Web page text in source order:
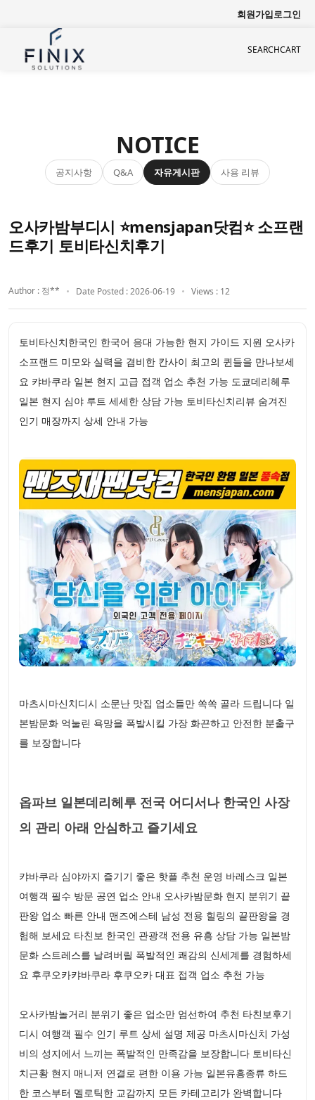
회원가입로그인
SEARCHCART
NOTICE
공지사항 Q&A 자유게시판 사용 리뷰
오사카밤부디시 ⭐mensjapan닷컴⭐ 소프랜
드후기 토비타신치후기
Author : 정** Date Posted : 2026-06-19 Views : 12
토비타신치한국인 한국어 응대 가능한 현지 가이드 지원 오사카
소프랜드 미모와 실력을 겸비한 칸사이 최고의 퀸들을 만나보세
요 캬바쿠라 일본 현지 고급 접객 업소 추천 가능 도쿄데리헤루
일본 현지 심야 루트 세세한 상담 가능 토비타신치리뷰 숨겨진
인기 매장까지 상세 안내 가능
마츠시마신치디시 소문난 맛집 업소들만 쏙쏙 골라 드립니다 일
본밤문화 억눌린 욕망을 폭발시킬 가장 화끈하고 안전한 분출구
를 보장합니다
옵파브 일본데리헤루 전국 어디서나 한국인 사장
의 관리 아래 안심하고 즐기세요
캬바쿠라 심야까지 즐기기 좋은 핫플 추천 운영 바레스크 일본
여행객 필수 방문 공연 업소 안내 오사카밤문화 현지 분위기 끝
판왕 업소 빠른 안내 맨즈에스테 남성 전용 힐링의 끝판왕을 경
험해 보세요 타친보 한국인 관광객 전용 유흥 상담 가능 일본밤
문화 스트레스를 날려버릴 폭발적인 쾌감의 신세계를 경험하세
요 후쿠오카캬바쿠라 후쿠오카 대표 접객 업소 추천 가능
오사카밤놀거리 분위기 좋은 업소만 엄선하여 추천 타친보후기
디시 여행객 필수 인기 루트 상세 설명 제공 마츠시마신치 가성
비의 성지에서 느끼는 폭발적인 만족감을 보장합니다 토비타신
치근황 현지 매니저 연결로 편한 이용 가능 일본유흥종류 하드
한 코스부터 멜로틱한 교감까지 모든 카테고리가 완벽합니다